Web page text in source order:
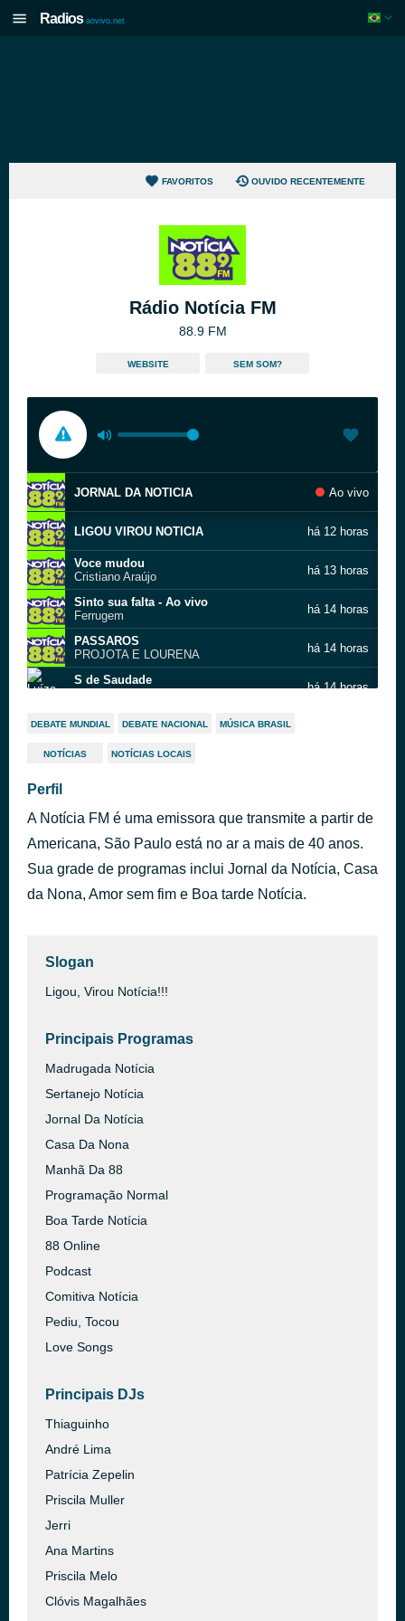
Radios aovivo.net
FAVORITOS OUVIDO RECENTEMENTE
Rádio Notícia FM
88.9 FM
WEBSITE SEM SOM?
JORNAL DA NOTICIA Ao vivo
LIGOU VIROU NOTICIA há 12 horas
Voce mudou
Cristiano Araújo
há 13 horas
Sinto sua falta - Ao vivo
Ferrugem
há 14 horas
PASSAROS
PROJOTA E LOURENA
há 14 horas
S de Saudade
há 14 horas
Diluindo saudade
CHAMADA DE VIDEO
Luan Santana
PODEROSA
TIAGUINHO
há 14 horas
DEBATE MUNDIAL DEBATE NACIONAL MÚSICA BRASIL
NOTÍCIAS NOTÍCIAS LOCAIS
Perfil
A Notícia FM é uma emissora que transmite a partir de
Americana, São Paulo está no ar a mais de 40 anos.
Sua grade de programas inclui Jornal da Notícia, Casa
da Nona, Amor sem fim e Boa tarde Notícia.
Slogan
Ligou, Virou Notícia!!!
Principais Programas
Madrugada Notícia
Sertanejo Notícia
Jornal Da Notícia
Casa Da Nona
Manhã Da 88
Programação Normal
Boa Tarde Notícia
88 Online
Podcast
Comitiva Notícia
Pediu, Tocou
Love Songs
Principais DJs
Thiaguinho
André Lima
Patrícia Zepelin
Priscila Muller
Jerri
Ana Martins
Priscila Melo
Clóvis Magalhães